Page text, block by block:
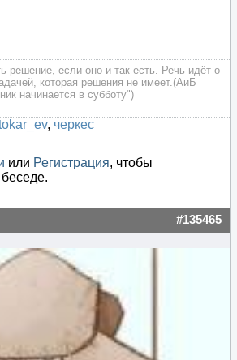
решение, если оно и так есть. Речь идёт о
которая решения не имеет.(АиБ
начинается в субботу")
, черкес
или Регистрация, чтобы
#135465